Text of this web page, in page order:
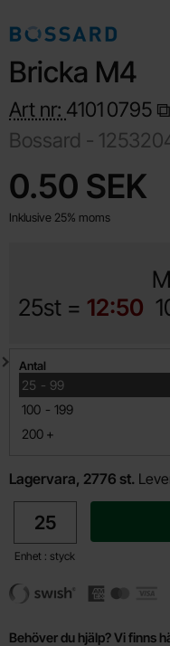
Bricka M4
Art nr: 41010795
Bossard -
pris
0.50 SEK
Inklusive 25% moms
25st = 12:50
Mängdrabatt
Antal
25 -
till 99
100 -
till 199
200 +
till
Lagervara, 2776 st.
Enhet : styck
Behöver du hjälp? Vi finns